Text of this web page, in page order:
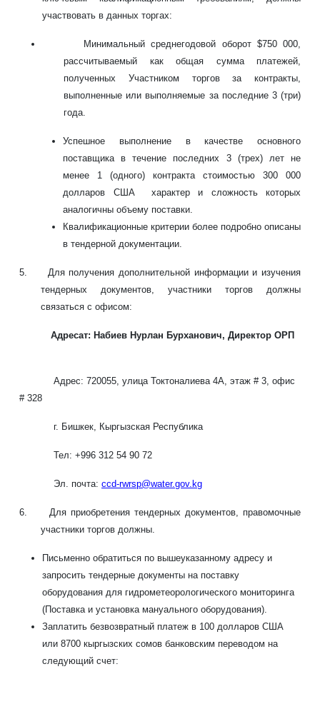
участвовать в данных торгах:
Минимальный среднегодовой оборот $750 000
рассчитываемый как общая сумма платежей,
полученных Участником торгов за контракты,
выполненные или выполняемые за последние 3 (три)
года
Успешное выполнение в качестве основного
поставщика в течение последних 3 (трех) лет не
менее 1 (одного) контракта стоимостью 300 000
долларов США характер и сложность которых
аналогичны объему поставки
Квалификационные критерии более подробно описаны
в тендерной документации.
5 . Для получения дополнительной информации и изучения
тендерных документов, участники торгов должны
связаться с офисом:
Адресат: Набиев Нурлан Бурханович, Директор ОРП
Адрес: 720055, улица Токтоналиева 4A, этаж # 3, офис
# 328
г. Бишкек Кыргызская Республика
Тел: +996 312 54 90 72
Эл. почта: ccd-rwrsp@water.gov.kg
6 . Для приобретения тендерных документов, правомочные
участники торгов должны.
Письменно обратиться по вышеуказанному адресу и
запросить тендерные документы на поставку
оборудования для гидрометеорологического мониторинга
(Поставка и установка мануального оборудования).
Заплатить безвозвратный платеж в 100 долларов США
или 8700 кыргызских сомов банковским переводом на
следующий счет: